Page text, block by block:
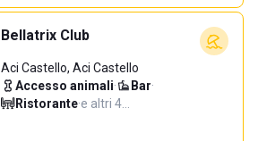
Bellatrix Club
Aci Castello, Aci Castello
Accesso animali· Bar·
Ristorante·e altri 4…